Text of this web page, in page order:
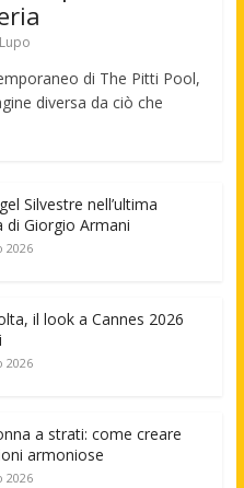
di The Pitti Pool,
diversa da ciò che
Silvestre nell’ultima
di Giorgio Armani
2026
il look a Cannes 2026
2026
a strati: come creare
armoniose
2026